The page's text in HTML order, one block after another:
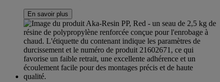
En savoir plus